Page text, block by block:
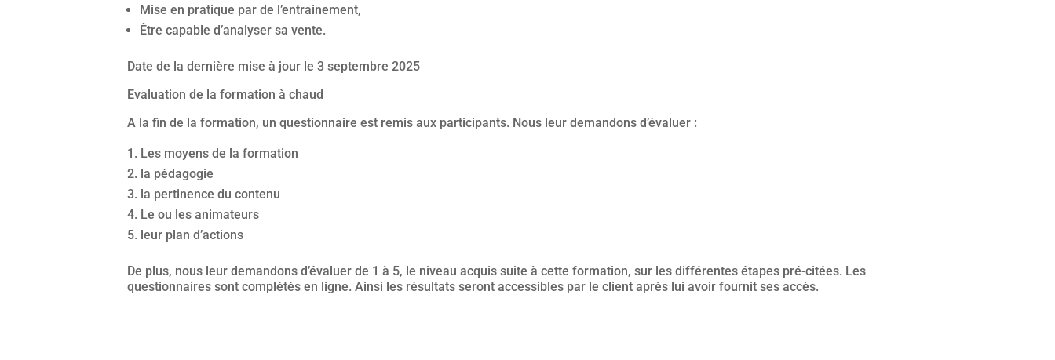
Mise en pratique par de l’entrainement,
Être capable d’analyser sa vente.
Date de la dernière mise à jour le 3 septembre 2025
Evaluation de la formation à chaud
A la fin de la formation, un questionnaire est remis aux participants. Nous leur demandons d’évaluer :
Les moyens de la formation
la pédagogie
la pertinence du contenu
Le ou les animateurs
leur plan d’actions
De plus, nous leur demandons d’évaluer de 1 à 5, le niveau acquis suite à cette formation, sur les différentes étapes pré-citées. Les
questionnaires sont complétés en ligne. Ainsi les résultats seront accessibles par le client après lui avoir fournit ses accès.